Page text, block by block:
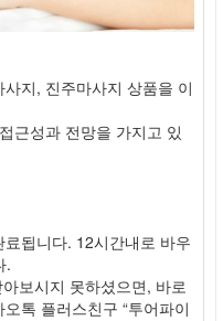
지, 진주마사지 상품을 이
근성과 전망을 가지고 있
됩니다. 12시간내로 바우
.
보시지 못하셨으면, 바로
톡 플러스친구 “투어파이